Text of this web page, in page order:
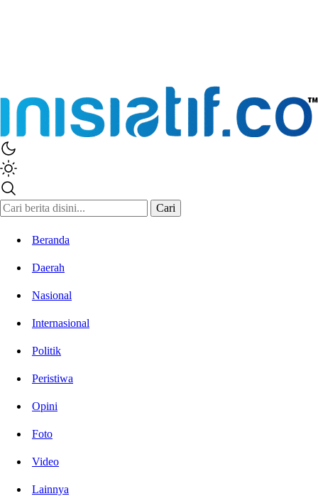
Cari
Beranda
Daerah
Nasional
Internasional
Politik
Peristiwa
Opini
Foto
Video
Lainnya